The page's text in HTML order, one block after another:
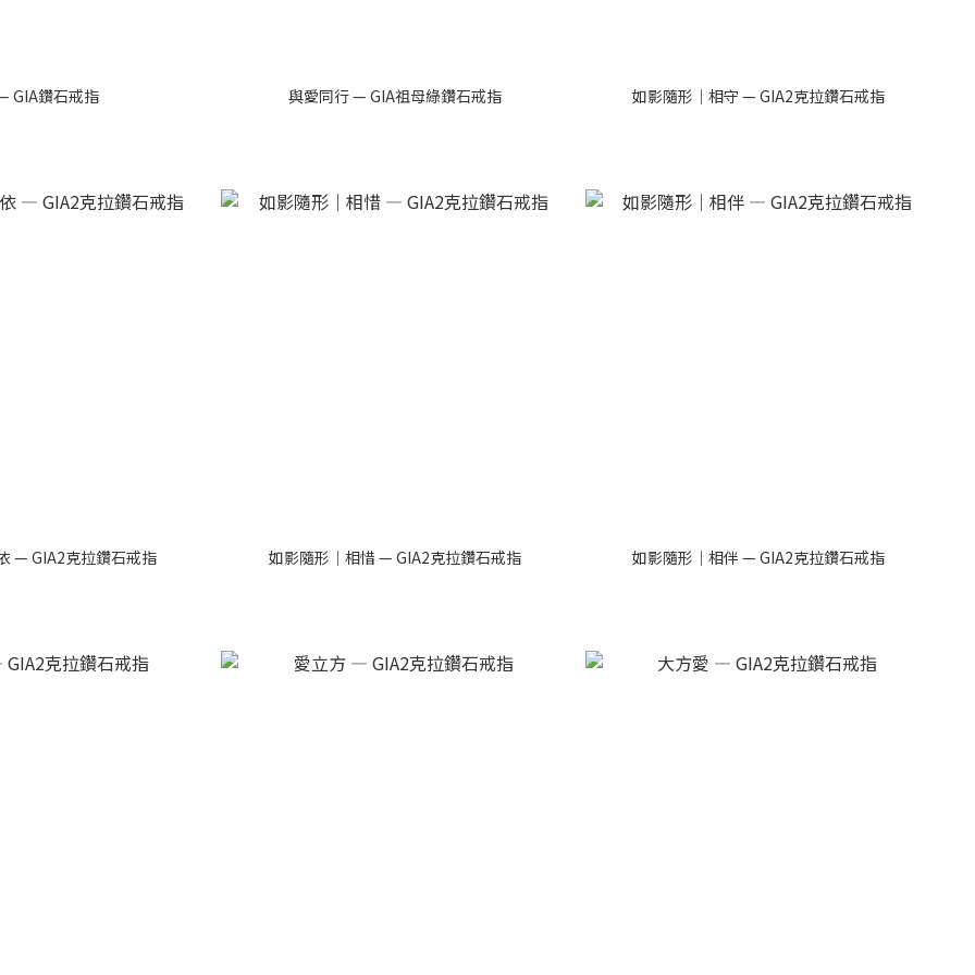
GIA鑽石戒指 與愛同行 — GIA祖母綠鑽石戒指 如影隨形｜相守 — GIA2克拉鑽石戒指
— GIA2克拉鑽石戒指 如影隨形｜相惜 — GIA2克拉鑽石戒指 如影隨形｜相伴 — GIA2克拉鑽石戒指